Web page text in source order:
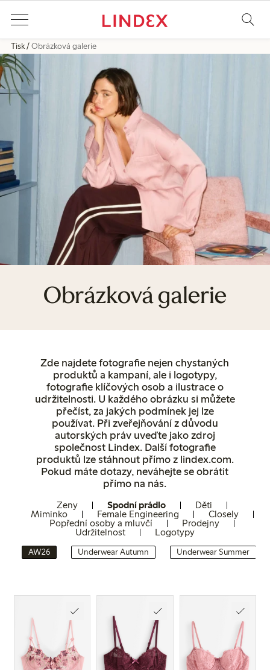
Tisk Obrázková galerie
Obrázková galerie
Zde najdete fotografie nejen chystaných
produktů a kampaní, ale i logotypy,
fotografie klíčových osob a ilustrace o
udržitelnosti. U každého obrázku si můžete
přečíst, za jakých podmínek jej lze
používat. Při zveřejňování z důvodu
autorských práv uveďte jako zdroj
společnost Lindex. Další fotografie
produktů lze stáhnout přímo z lindex.com.
Pokud máte dotazy, neváhejte se obrátit
přímo na nás.
Ženy Spodní prádlo
AW26 Underwear Autumn Underwear Summer
Děti
Miminko Female Engineering Closely
Popřední osoby a mluvčí Prodejny
Udržitelnost Logotypy